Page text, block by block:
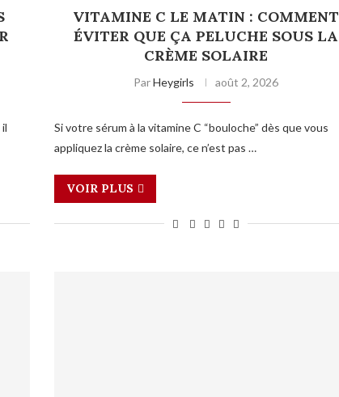
VITAMINE C LE MATIN : COMMENT
ÉVITER QUE ÇA PELUCHE SOUS LA
CRÈME SOLAIRE
ParHeygirls août 2, 2026
Si votre sérum à la vitamine C “bouloche” dès que vous
appliquez la crème solaire, ce n’est pas …
VOIR PLUS